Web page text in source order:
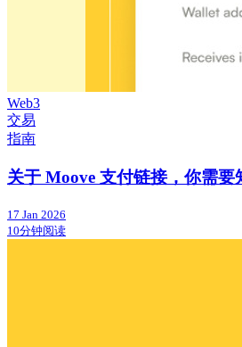
Web3
交易
指南
关于 Moove 支付链接，你需要
17 Jan 2026
10分钟阅读